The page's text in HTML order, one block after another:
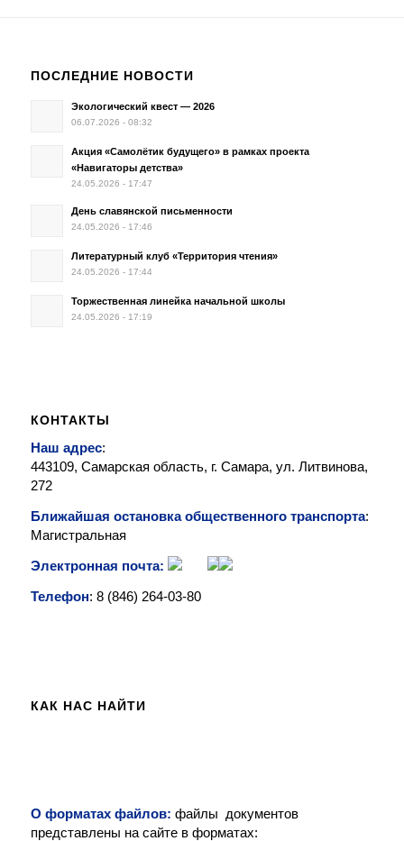
ПОСЛЕДНИЕ НОВОСТИ
Экологический квест — 2026
06.07.2026 - 08:32
Акция «Самолётик будущего» в рамках проекта
«Навигаторы детства»
24.05.2026 - 17:47
День славянской письменности
24.05.2026 - 17:46
Литературный клуб «Территория чтения»
24.05.2026 - 17:44
Торжественная линейка начальной школы
24.05.2026 - 17:19
КОНТАКТЫ
Наш адрес:
443109, Самарская область, г. Самара, ул. Литвинова,
272
Ближайшая остановка общественного транспорта:
Магистральная
Электронная почта:
Телефон: 8 (846) 264-03-80
КАК НАС НАЙТИ
О форматах файлов: файлы документов
представлены на сайте в форматах: